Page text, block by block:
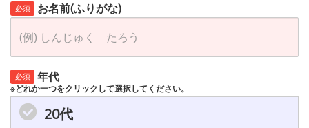
必須 お名前(ふりがな)
必須 年代
※どれか一つをクリックして選択してください。
20代